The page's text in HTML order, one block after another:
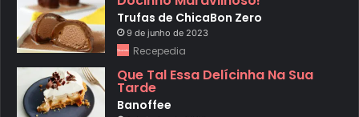
Trufas de ChicaBon Zero
9 de junho de 2023
Recepedia
Que Tal Essa Delícinha Na Sua
Tarde
Banoffee